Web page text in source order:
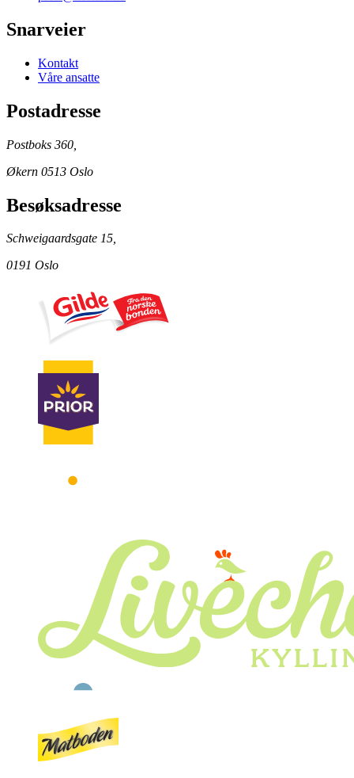
Snarveier
Kontakt
Våre ansatte
Postadresse
Postboks 360,
Økern 0513 Oslo
Besøksadresse
Schweigaardsgate 15,
0191 Oslo